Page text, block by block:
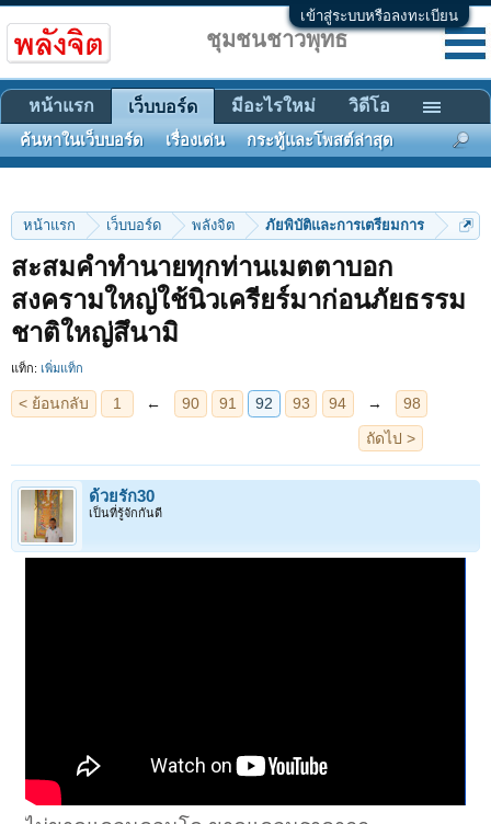
เข้าสู่ระบบหรือลงทะเบียน
หน้าแรก เว็บบอร์ด พลังจิต ภัยพิบัติและการเตรียมการ
สะสมคำทำนายทุกท่านเมตตาบอก
สงครามใหญ่ใช้นิวเครียร์มาก่อนภัยธรรม
ชาติใหญ่สึนามิ
แท็ก: เพิ่มแท็ก
← 91 92 94
98
ถัดไป >
ด้วยรัก30
เป็นที่รู้จักกันดี
ชุมชนชาวพุทธ
หน้าแรก เว็บบอร์ด
ค้นหาในเว็บบอร์ด เรื่องเด่น กระทู้และโพสต์ล่าสุด
มีอะไรใหม่ วิดีโอ